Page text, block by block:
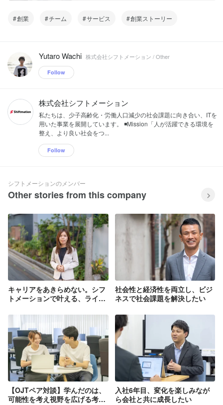
けではなく、 人がシフトを作成する時に
トを1クリックで作成できるのは、
済 ・MARK STYLER（アパレル）※全国
す。 ▍「Shiftmation」が選ばれる理由 ①
実現） └「Shiftmation」は『連勤日数の
などを考慮したシフトの自動作成を可能
にします！ 単純な『希望シフト』だけで
はなく、 人がシフトを作成する時に考慮
わかる「Shiftmation」
https://youtu.be/GDikolTViNA
創業 チーム サービス 創業ストーリー
Yutaro Wachi 株式会社シフトメーション / Other
Follow
株式会社シフトメーション
私たちは、少子高齢化・労働人口減少の社会課題に向き合い、ITを
用いた事業を展開しています。 ◾️Mission「人が活躍できる環境を
整え、より良い社会をつ...
Follow
シフトメーションのメンバー
Other stories from this company
キャリアをあきらめない。シフ
トメーションで叶える、ライフ
方
社会性と経済性を両立し、ビジ
ネスで社会課題を解決したい
【OJTペア対談】学んだのは、
可能性を考え視野を広げる考え
入社6年目、変化を楽しみなが
ら会社と共に成長したい